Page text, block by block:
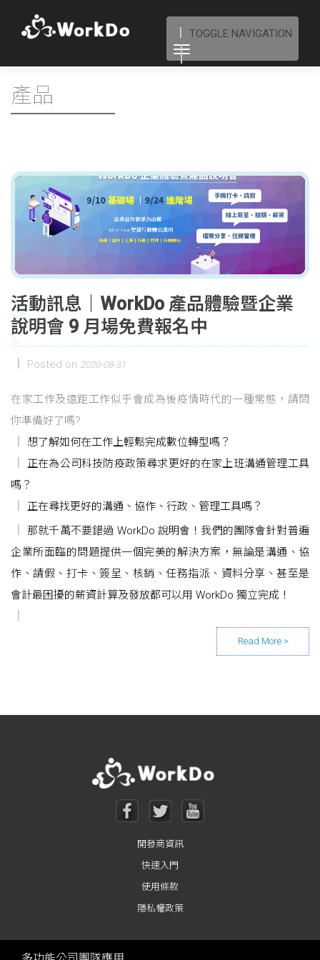
TOGGLE NAVIGATION
產品
活動訊息｜WorkDo 產品體驗暨企業
說明會 9 月場免費報名中
Posted on 2020-08-31
在家工作及遠距工作似乎會成為後疫情時代的一種常態，請問
你準備好了嗎?
想了解如何在工作上輕鬆完成數位轉型嗎？
正在為公司科技防疫政策尋求更好的在家上班溝通管理工具
嗎？
正在尋找更好的溝通、協作、行政、管理工具嗎？
那就千萬不要錯過 WorkDo 說明會！我們的團隊會針對普遍
企業所面臨的問題提供一個完美的解決方案，無論是溝通、協
作、請假、打卡、簽呈、核銷、任務指派、資料分享、甚至是
會計最困擾的薪資計算及發放都可以用 WorkDo 獨立完成！
Posts navigation
開發商資訊
快速入門
使用條款
隱私權政策